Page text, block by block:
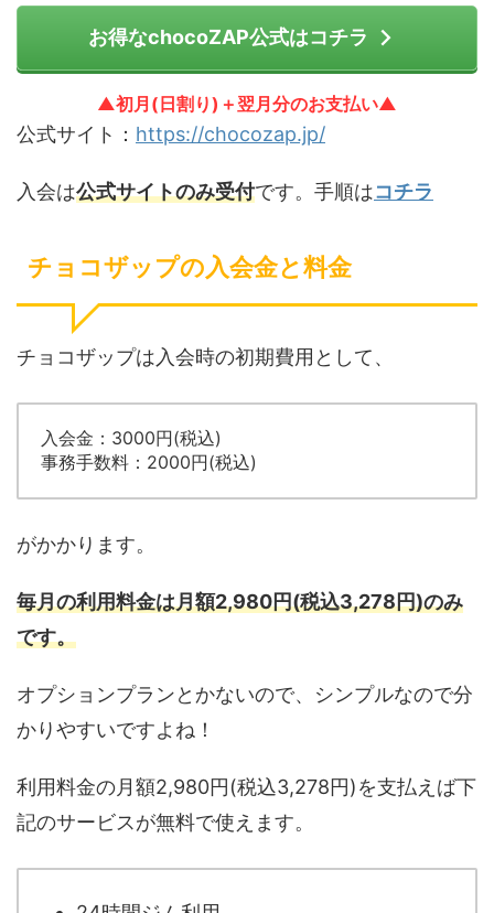
お得なchocoZAP公式はコチラ
▲初月(日割り)＋翌月分のお支払い▲
公式サイト： https://chocozap.jp/
入会は公式サイトのみ受付です。手順はコチラ
チョコザップの入会金と料金
チョコザップは入会時の初期費用として、
入会金：3000円(税込)
事務手数料：2000円(税込)
がかかります。
毎月の利用料金は月額2,980円(税込3,278円)のみ
です。
オプションプランとかないので、シンプルなので分
かりやすいですよね！
利用料金の月額2,980円(税込3,278円)を支払えば下
記のサービスが無料で使えます。